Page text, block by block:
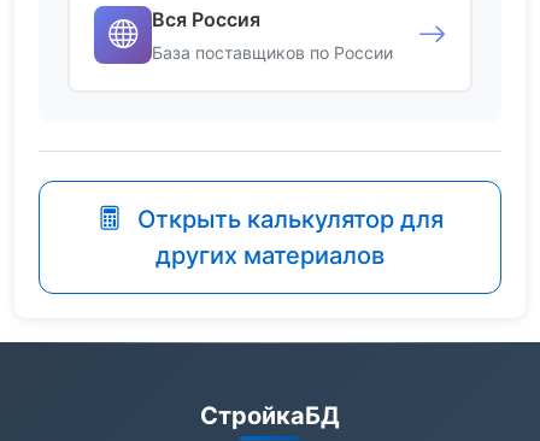
Вся Россия
База поставщиков по России
Открыть калькулятор для
других материалов
СтройкаБД